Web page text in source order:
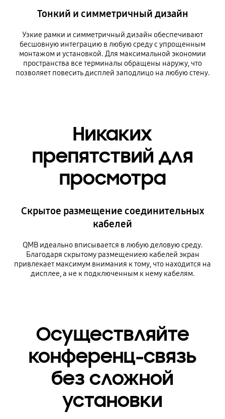
Тонкий и симметричный дизайн
Узкие рамки и симметричный дизайн обеспечивают
бесшовную интеграцию в любую среду с упрощенным
монтажом и установкой. Для максимальной экономии
пространства все терминалы обращены наружу, что
позволяет повесить дисплей заподлицо на любую стену.
Никаких
препятствий для
просмотра
Скрытое размещение соединительных
кабелей
QMB идеально вписывается в любую деловую среду.
Благодаря скрытому размещениею кабелей экран
привлекает максимум внимания к тому, что находится на
дисплее, а не к подключенным к нему кабелям.
Осуществляйте
конференц-связь
без сложной
установки